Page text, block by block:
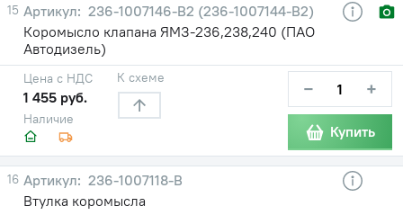
15
236-1007146-В2 (236-1007144-В2)
Коромысло клапана ЯМЗ-236,238,240 (ПАО
Автодизель)
Наличие
Цена с НДС
1 455 руб.
К схеме − +
Купить
16
236-1007118-В
Втулка коромысла